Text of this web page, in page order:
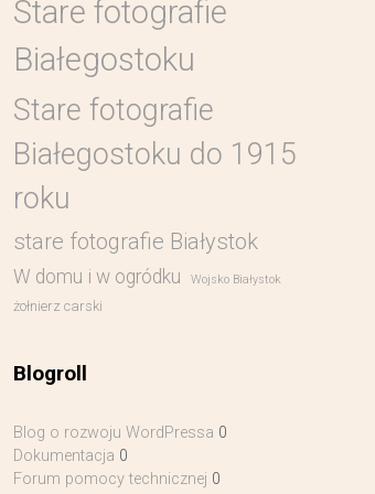
Stare fotografie
Białegostoku
Stare fotografie
Białegostoku do 1915
roku
stare fotografie Białystok
W domu i w ogródku Wojsko Białystok
żołnierz carski
Blogroll
Blog o rozwoju WordPressa 0
Dokumentacja 0
Forum pomocy technicznej 0